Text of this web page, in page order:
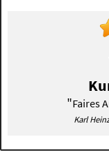
"Faires
Karl